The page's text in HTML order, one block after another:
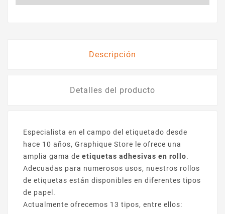
Descripción
Detalles del producto
Especialista en el campo del etiquetado desde
hace 10 años, Graphique Store le ofrece una
amplia gama de etiquetas adhesivas en rollo.
Adecuadas para numerosos usos, nuestros rollos
de etiquetas están disponibles en diferentes tipos
de papel.
Actualmente ofrecemos 13 tipos, entre ellos: